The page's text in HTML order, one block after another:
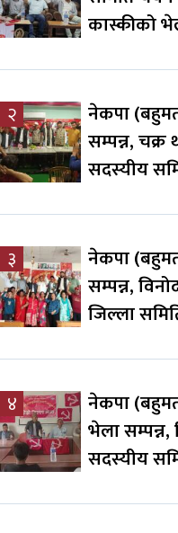
कास्कीको
२
नेकपा
सम्पन्न, चक्र
सदस्यीय
३
नेकपा
सम्पन्न,
जिल्ला
४
नेकपा
भेला
सदस्यीय